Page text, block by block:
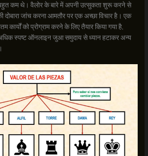
बहुत कम थे। वैलोर के बारे में अपनी उत्सुकता शुरू करने से
दोबारा जांच करना आमतौर पर एक अच्छा विचार है। एक
कार्यों को प्रोग्राम करने के लिए तैयार किया गया है,
स्पष्ट ऑनलाइन जुआ समुदाय से ध्यान हटाकर अन्य